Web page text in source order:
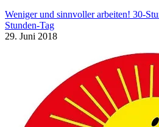
Weniger und sinnvoller arbeiten! 30-
Stunden-Tag
29. Juni 2018